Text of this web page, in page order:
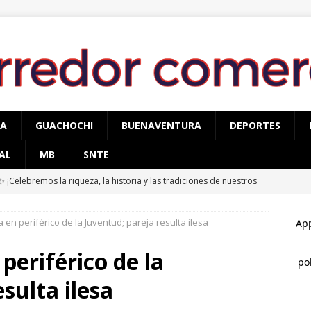
GUACHOCHI BUENAVENTURA DEPORTES
MB SNTE
¡Celebremos la riqueza, la historia y las tradiciones de nuestros
AEI Occidente una pick up Nissan con reporte de robo
operativo contra el narcomenudeo, detienen a tres hombres y
en periférico de la Juventud; pareja resulta ilesa
de la
ilesa